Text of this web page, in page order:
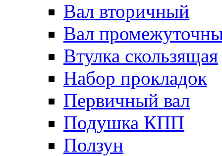
Вал вторичный
Вал
Втулка скользящая
Набор прокладок
Первичный вал
Подушка КПП
Ползун